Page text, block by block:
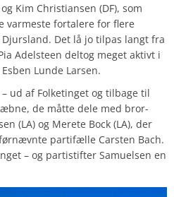
Kim Christiansen (DF), som
varmeste fortalere for flere
Det lå jo tilpas langt fra
Adelsteen deltog meget aktivt i
Lunde Larsen.
ud af Folketinget og tilbage til
de måtte dele med bror-
(LA) og Merete Bock (LA), der
partifælle Carsten Bach.
– og partistifter Samuelsen en